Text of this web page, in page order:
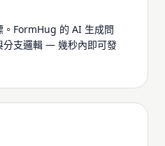
。FormHug 的 AI 生成問
分支邏輯 — 幾秒內即可發